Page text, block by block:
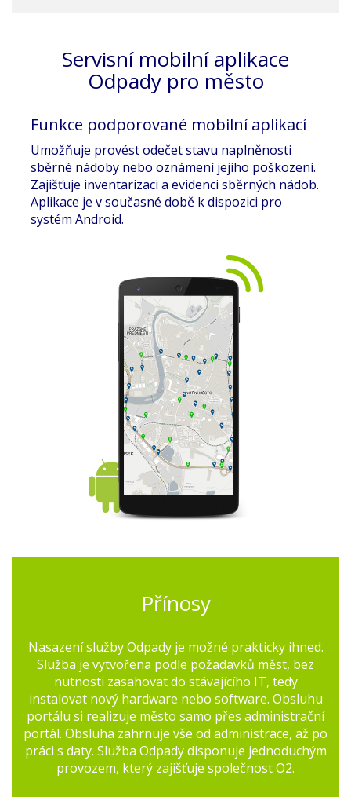
Servisní mobilní aplikace
Odpady pro město
Funkce podporované mobilní aplikací
Umožňuje provést odečet stavu naplněnosti
sběrné nádoby nebo oznámení jejího poškození.
Zajišťuje inventarizaci a evidenci sběrných nádob.
Aplikace je v současné době k dispozici pro
systém Android.
Přínosy
Nasazení služby Odpady je možné prakticky ihned.
Služba je vytvořena podle požadavků měst, bez
nutnosti zasahovat do stávajícího IT, tedy
instalovat nový hardware nebo software. Obsluhu
portálu si realizuje město samo přes administrační
portál. Obsluha zahrnuje vše od administrace, až po
práci s daty. Služba Odpady disponuje jednoduchým
provozem, který zajišťuje společnost O2.